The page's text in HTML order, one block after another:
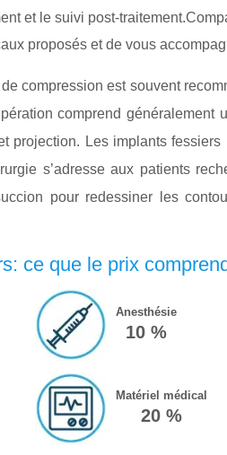
et le suivi post-
proposés et de vous
compression est souvent
comprend généralement
projection. Les implants
s’adresse aux patients
pour redessiner les
ce que le prix
Anesthésie
10 %
Matériel médical
20 %